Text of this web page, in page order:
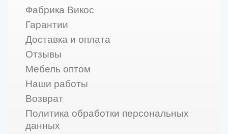
Фабрика Викос
Гарантии
Доставка и оплата
Отзывы
Мебель оптом
Наши работы
Возврат
Политика обработки персональных
данных